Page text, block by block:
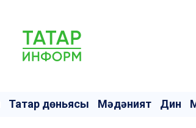
Татар дөньясы Мәдәният Дин